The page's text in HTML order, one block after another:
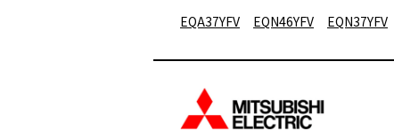
EQA37YFV
EQN46YFV EQN37YFV